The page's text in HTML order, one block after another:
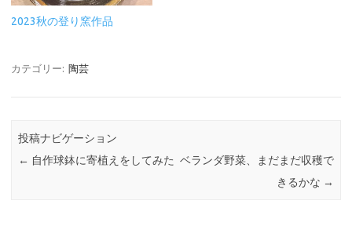
2023秋の登り窯作品
カテゴリー: 陶芸
投稿ナビゲーション
← 自作球鉢に寄植えをしてみた ベランダ野菜、まだまだ収穫で
きるかな →